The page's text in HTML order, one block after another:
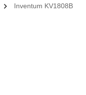
Inventum KV1808B